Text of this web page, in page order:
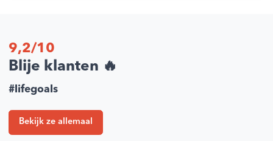
9,2/10
Blije klanten 🔥
#lifegoals
Bekijk ze allemaal